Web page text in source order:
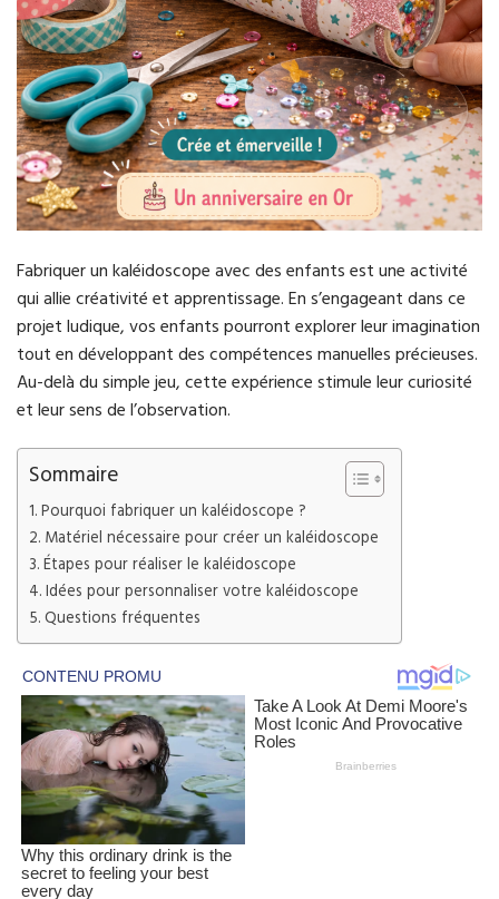
Fabriquer un kaléidoscope avec des enfants est une activité
qui allie créativité et apprentissage. En s’engageant dans ce
projet ludique, vos enfants pourront explorer leur imagination
tout en développant des compétences manuelles précieuses.
Au-delà du simple jeu, cette expérience stimule leur curiosité
et leur sens de l’observation.
Sommaire
Pourquoi fabriquer un kaléidoscope ?
Matériel nécessaire pour créer un kaléidoscope
Étapes pour réaliser le kaléidoscope
Idées pour personnaliser votre kaléidoscope
Questions fréquentes